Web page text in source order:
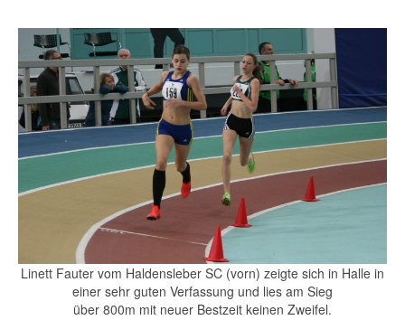
Linett Fauter vom Haldensleber SC (vorn) zeigte sich in Halle in
einer sehr guten Verfassung und lies am Sieg
über 800m mit neuer Bestzeit keinen Zweifel.